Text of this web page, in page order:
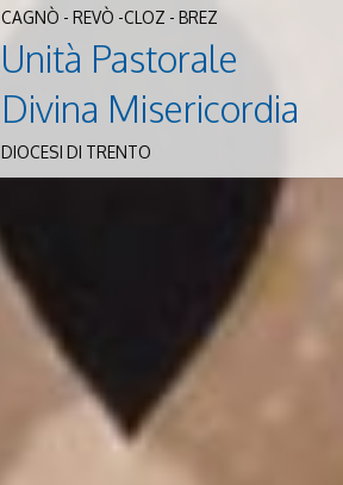
CAGNÒ - REVÒ -CLOZ - BREZ
Unità Pastorale
Divina Misericordia
DIOCESI DI TRENTO